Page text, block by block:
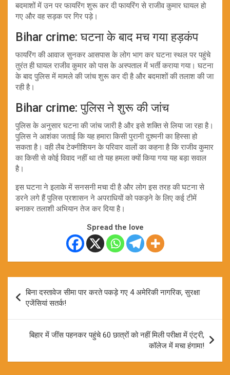
बदमाशों में उन पर फायरिंग शुरू कर दी फायरिंग से राजीव कुमार घायल हो
गए और वह सड़क पर गिर पड़े।
Bihar crime: घटना के बाद मच गया हड़कंप
फायरिंग की आवाज सुनकर आसपास के लोग भाग कर घटना स्थल पर पहुंचे
तुरंत ही घायल राजीव कुमार को पास के अस्पताल में भर्ती कराया गया। घटना
के बाद पुलिस में मामले की जांच शुरू कर दी है और बदमाशों की तलाश की जा
रही है।
Bihar crime: पुलिस ने शुरू की जांच
पुलिस के अनुसार घटना की जांच जारी है और इसे शक्ति से लिया जा रहा है।
पुलिस ने आशंका जताई कि यह हमारा किसी पुरानी दुश्मनी का हिस्सा हो
सकता है। वही लैब टेक्नीशियन के परिवार वालों का कहना है कि राजीव कुमार
का किसी से कोई विवाद नहीं था तो यह हमला क्यों किया गया यह बड़ा सवाल
है।
इस घटना ने इलाके में सनसनी मचा दी है और लोग इस तरह की घटना से
डरने लगे हैं पुलिस प्रशासन ने अपराधियों को पकड़ने के लिए कई टीमें
बनाकर तलाशी अभियान तेज कर दिया है।
Spread the love
navigation
बिना दस्तावेज सीमा पार करते पकड़े गए 4 अमेरिकी नागरिक, सुरक्षा
एजेंसियां सतर्क!
बिहार में जींस पहनकर पहुंचे 60 छात्रों को नहीं मिली परीक्षा में एंट्री,
कॉलेज में मचा हंगामा!